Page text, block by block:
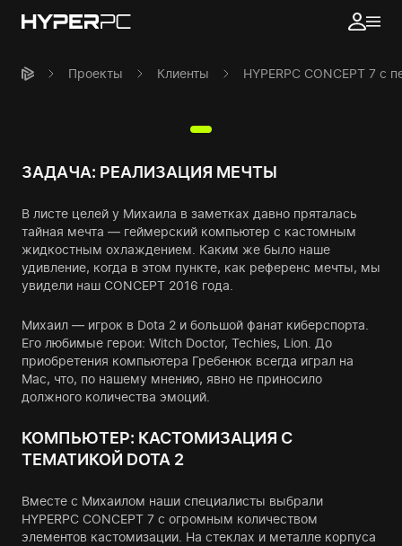
Проекты Клиенты HYPERPC CONCEPT 7 с
ЗАДАЧА: РЕАЛИЗАЦИЯ МЕЧТЫ
В листе целей у Михаила в заметках давно пряталась
тайная мечта — геймерский компьютер с кастомным
жидкостным охлаждением. Каким же было наше
удивление, когда в этом пункте, как референс мечты, мы
увидели наш CONCEPT 2016 года.
Михаил — игрок в Dota 2 и большой фанат киберспорта.
Его любимые герои: Witch Doctor, Techies, Lion. До
приобретения компьютера Гребенюк всегда играл на
Mac, что, по нашему мнению, явно не приносило
должного количества эмоций.
КОМПЬЮТЕР: КАСТОМИЗАЦИЯ С
ТЕМАТИКОЙ DOTA 2
Вместе с Михаилом наши специалисты выбрали
HYPERPC CONCEPT 7 с огромным количеством
элементов кастомизации. На стеклах и металле корпуса